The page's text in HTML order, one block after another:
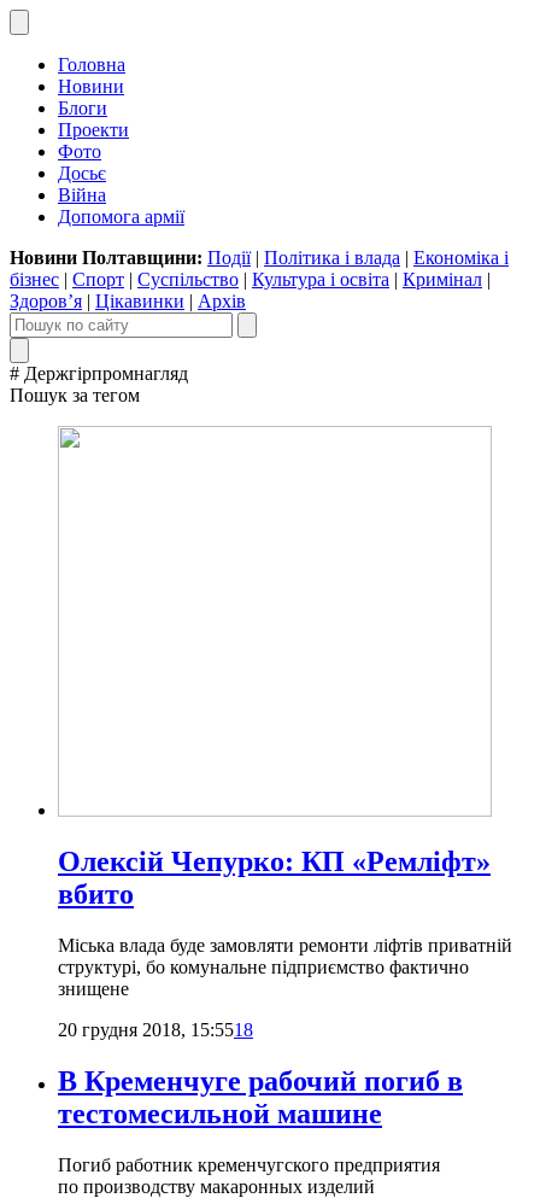
Головна
Новини
Блоги
Проекти
Фото
Досьє
Війна
Допомога армії
Новини Полтавщини: Події| Політика і влада | Економіка і
бізнес | Спорт | Суспільство | Культура і освіта | Кримінал |
Здоров’я | Цікавинки | Архів
# Держгірпромнагляд
Пошук за тегом
Олексій Чепурко: КП «Ремліфт»
вбито
Міська влада буде замовляти ремонти ліфтів приватній
структурі, бо комунальне підприємство фактично
знищене
20 грудня 2018, 15:5518
В Кременчуге рабочий погиб в
тестомесильной машине
Погиб работник кременчугского предприятия
по производству макаронных изделий